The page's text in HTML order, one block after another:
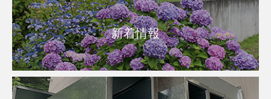
新着情報